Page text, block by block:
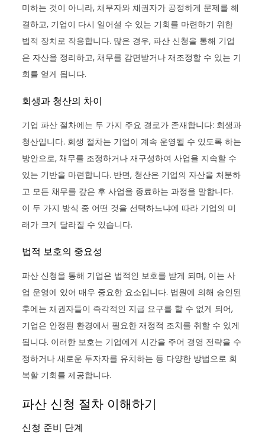
미하는 것이 아니라, 채무자와 채권자가 공정하게 문제를 해
결하고, 기업이 다시 일어설 수 있는 기회를 마련하기 위한
법적 장치로 작용합니다. 많은 경우, 파산 신청을 통해 기업
은 자산을 정리하고, 채무를 감면받거나 재조정할 수 있는 기
회를 얻게 됩니다.
회생과 청산의 차이
기업 파산 절차에는 두 가지 주요 경로가 존재합니다: 회생과
청산입니다. 회생 절차는 기업이 계속 운영될 수 있도록 하는
방안으로, 채무를 조정하거나 재구성하여 사업을 지속할 수
있는 기반을 마련합니다. 반면, 청산은 기업의 자산을 처분하
고 모든 채무를 갚은 후 사업을 종료하는 과정을 말합니다.
이 두 가지 방식 중 어떤 것을 선택하느냐에 따라 기업의 미
래가 크게 달라질 수 있습니다.
법적 보호의 중요성
파산 신청을 통해 기업은 법적인 보호를 받게 되며, 이는 사
업 운영에 있어 매우 중요한 요소입니다. 법원에 의해 승인된
후에는 채권자들이 즉각적인 지급 요구를 할 수 없게 되어,
기업은 안정된 환경에서 필요한 재정적 조치를 취할 수 있게
됩니다. 이러한 보호는 기업에게 시간을 주어 경영 전략을 수
정하거나 새로운 투자자를 유치하는 등 다양한 방법으로 회
복할 기회를 제공합니다.
파산 신청 절차 이해하기
신청 준비 단계